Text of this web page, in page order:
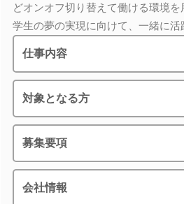
どオンオフ切り替えて働ける環境を
学生の夢の実現に向けて、一緒に活
仕事内容
対象となる方
募集要項
会社情報